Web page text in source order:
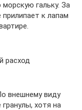
гальку. За
прилипает к лапам
расход
внешнему виду
хотя на